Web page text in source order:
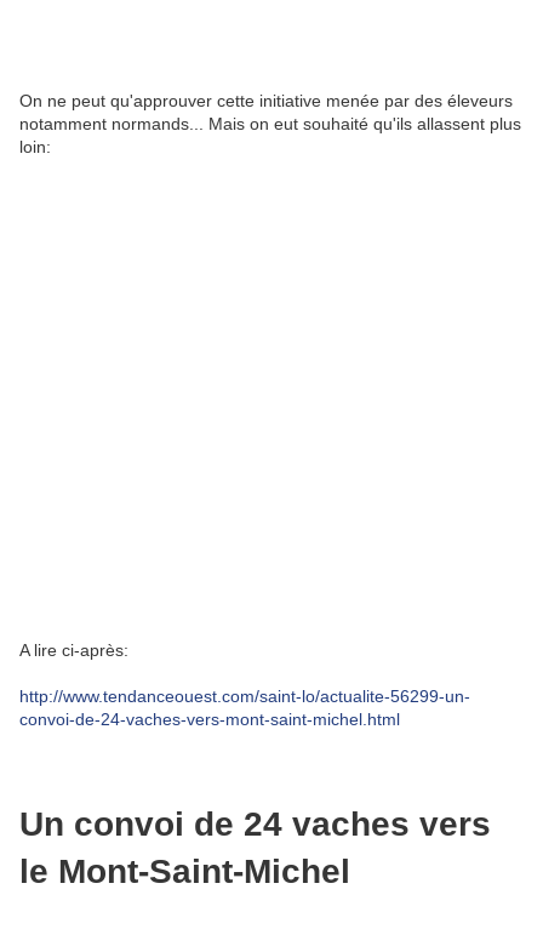
On ne peut qu'approuver cette initiative menée par des éleveurs
notamment normands... Mais on eut souhaité qu'ils allassent plus
loin:
A lire ci-après:
http://www.tendanceouest.com/saint-lo/actualite-56299-un-
convoi-de-24-vaches-vers-mont-saint-michel.html
Un convoi de 24 vaches vers
le Mont-Saint-Michel